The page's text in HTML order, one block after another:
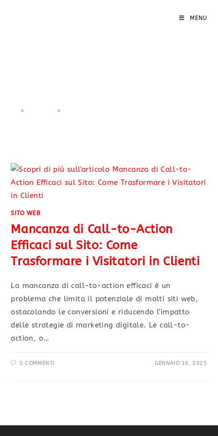
MENU
> >
SITO WEB
Mancanza di Call-to-Action
Efficaci sul Sito: Come
Trasformare i Visitatori in Clienti
La mancanza di call-to-action efficaci è un
problema che limita il potenziale di molti siti web,
ostacolando le conversioni e riducendo l’impatto
delle strategie di marketing digitale. Le call-to-
action, o…
0 COMMENTI GENNAIO 16, 2025